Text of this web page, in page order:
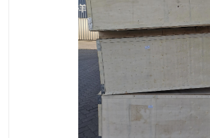
蒙古乌兰巴托汽运专线
中亚铁路运输